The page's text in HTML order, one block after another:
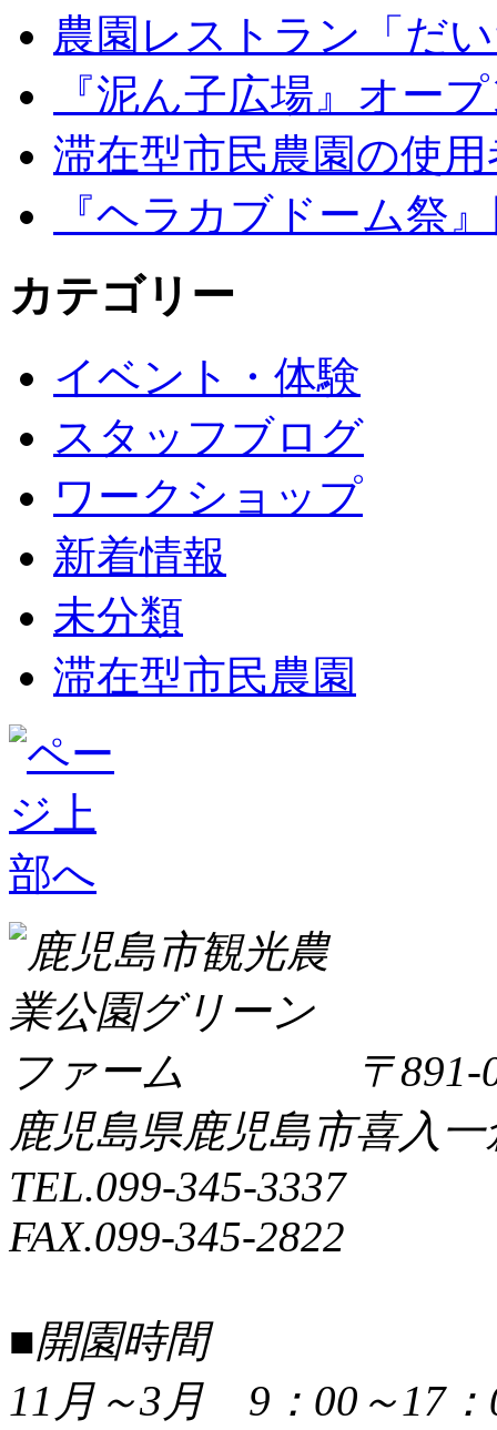
農園レストラン「だ
『泥ん子広場』オー
滞在型市民農園の使
『ヘラカブドーム祭
カテゴリー
イベント・体験
スタッフブログ
ワークショップ
新着情報
未分類
滞在型市民農園
〒891-
鹿児島県鹿児島市喜入一
TEL.099-345-3337
FAX.099-345-2822
■開園時間
11月～3月 9：00～17：